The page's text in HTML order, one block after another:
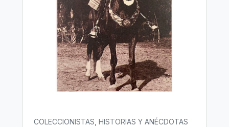
COLECCIONISTAS, HISTORIAS Y ANÉCDOTAS